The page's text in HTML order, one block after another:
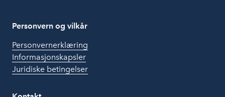
Personvern og vilkår
Personvernerklæring
Informasjonskapsler
Juridiske betingelser